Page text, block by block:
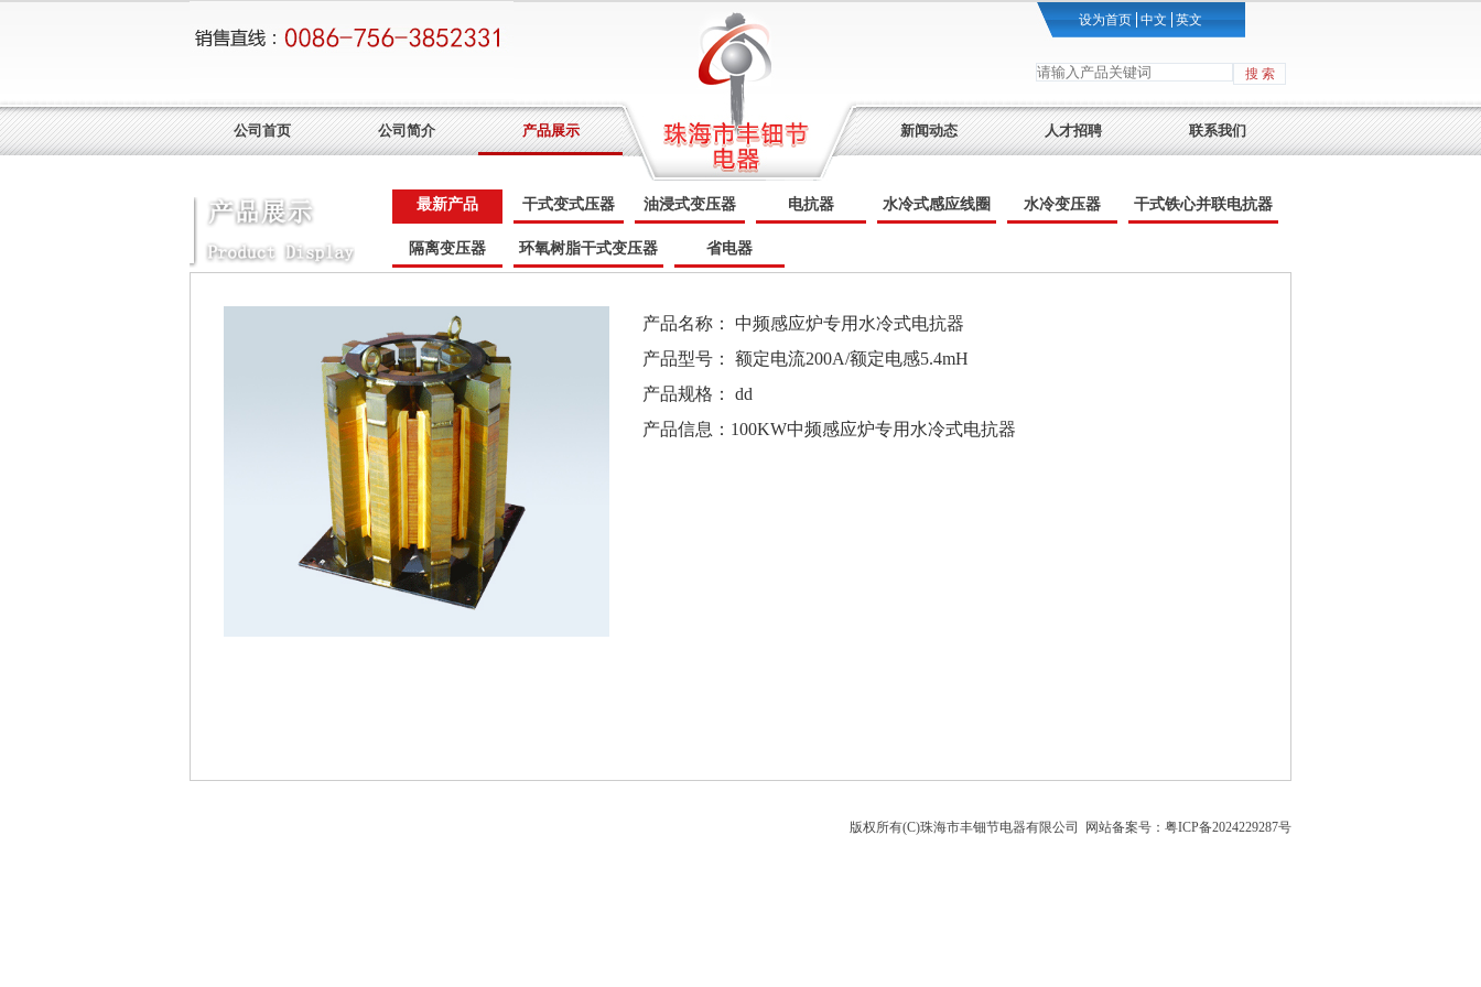
设为首页 中文 英文
搜 索
公司首页 公司简介 产品展示 新闻动态 人才招聘 联系我们
最新产品 干式变式压器 油浸式变压器 电抗器 水冷式感应线圈 水冷变压器 干式铁心并联电抗器
隔离变压器 环氧树脂干式变压器 省电器
产品名称： 中频感应炉专用水冷式电抗器
产品型号： 额定电流200A/额定电感5.4mH
产品规格： dd
产品信息： 100KW中频感应炉专用水冷式电抗器
版权所有(C)珠海市丰钿节电器有限公司 网站备案号：粤ICP备2024229287号